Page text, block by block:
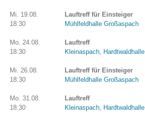
Mi. 19.08.
18:30
Lauftreff für Einsteiger
Mühlfeldhalle Großaspach
Mo. 24.08.
18:30
Lauftreff
Kleinaspach, Hardtwaldhalle
Mi. 26.08.
18:30
Lauftreff für Einsteiger
Mühlfeldhalle Großaspach
Mo. 31.08.
18:30
Lauftreff
Kleinaspach, Hardtwaldhalle